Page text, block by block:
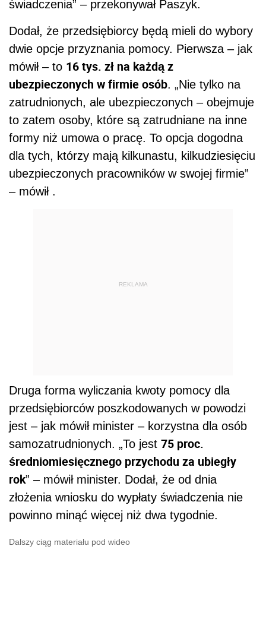
świadczenia” – przekonywał Paszyk.
Dodał, że przedsiębiorcy będą mieli do wybory
dwie opcje przyznania pomocy. Pierwsza – jak
mówił – to 16 tys. zł na każdą z
ubezpieczonych w firmie osób. „Nie tylko na
zatrudnionych, ale ubezpieczonych – obejmuje
to zatem osoby, które są zatrudniane na inne
formy niż umowa o pracę. To opcja dogodna
dla tych, którzy mają kilkunastu, kilkudziesięciu
ubezpieczonych pracowników w swojej firmie”
– mówił .
REKLAMA
Druga forma wyliczania kwoty pomocy dla
przedsiębiorców poszkodowanych w powodzi
jest – jak mówił minister – korzystna dla osób
samozatrudnionych. „To jest 75 proc.
średniomiesięcznego przychodu za ubiegły
rok” – mówił minister. Dodał, że od dnia
złożenia wniosku do wypłaty świadczenia nie
powinno minąć więcej niż dwa tygodnie.
Dalszy ciąg materiału pod wideo